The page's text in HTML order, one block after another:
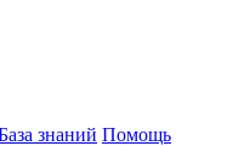
знаний Помощь